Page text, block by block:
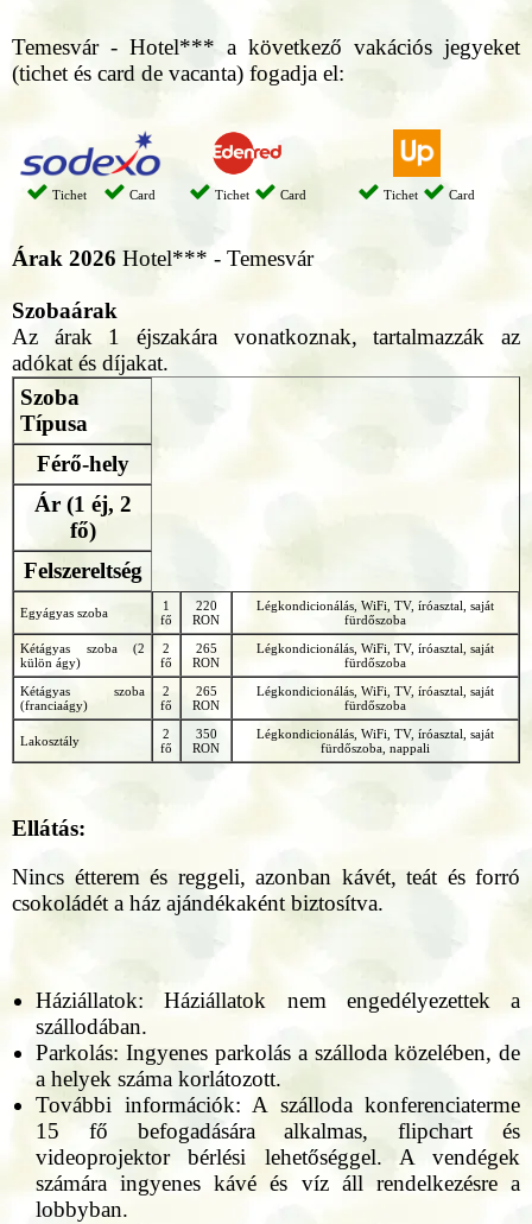
Temesvár - Hotel*** a következő vakációs jegyeket
(tichet és card de vacanta) fogadja el:
Tichet Card Tichet Card Tichet Card
Árak 2026 Hotel*** - Temesvár
Szobaárak
Az árak 1 éjszakára vonatkoznak, tartalmazzák az
adókat és díjakat.
Szoba
Típusa
Férő-hely
Ár (1 éj, 2
fő)
Felszereltség
Egyágyas szoba
1
fő
220
RON
Légkondicionálás, WiFi, TV, íróasztal, saját
fürdőszoba
Kétágyas szoba (2
külön ágy)
2
fő
265
RON
Légkondicionálás, WiFi, TV, íróasztal, saját
fürdőszoba
Kétágyas szoba
(franciaágy)
2
fő
265
RON
Légkondicionálás, WiFi, TV, íróasztal, saját
fürdőszoba
Lakosztály
2
fő
350
RON
Légkondicionálás, WiFi, TV, íróasztal, saját
fürdőszoba, nappali
Ellátás:
Nincs étterem és reggeli, azonban kávét, teát és forró
csokoládét a ház ajándékaként biztosítva.
Háziállatok: Háziállatok nem engedélyezettek a
szállodában.
Parkolás: Ingyenes parkolás a szálloda közelében, de
a helyek száma korlátozott.
További információk: A szálloda konferenciaterme
15 fő befogadására alkalmas, flipchart és
videoprojektor bérlési lehetőséggel. A vendégek
számára ingyenes kávé és víz áll rendelkezésre a
lobbyban.